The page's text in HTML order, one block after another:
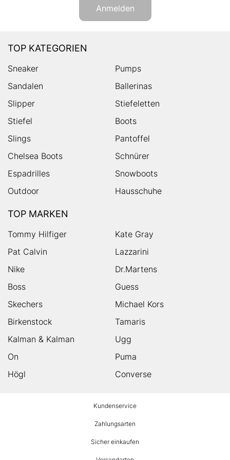
Anmelden
TOP KATEGORIEN
Sneaker
Pumps
Sandalen
Ballerinas
Slipper
Stiefeletten
Stiefel
Boots
Slings
Pantoffel
Chelsea Boots
Schnürer
Espadrilles
Snowboots
Outdoor
Hausschuhe
TOP MARKEN
Tommy Hilfiger
Kate Gray
Pat Calvin
Lazzarini
Nike
Dr.Martens
Boss
Guess
Skechers
Michael Kors
Birkenstock
Tamaris
Kalman & Kalman
Ugg
On
Puma
Högl
Converse
Kundenservice
Zahlungsarten
Sicher einkaufen